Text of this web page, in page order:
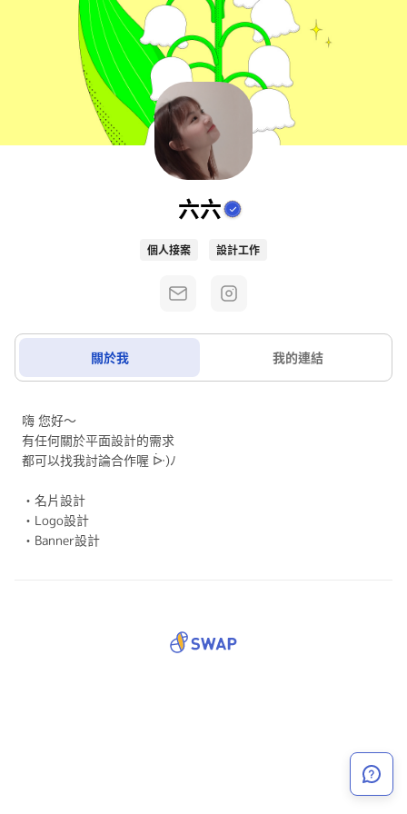
六六
個人接案 設計工作
關於我 我的連結
嗨 您好～
有任何關於平面設計的需求
都可以找我討論合作喔 ᐕ)ﾉ
•名片設計
•Logo設計
•Banner設計